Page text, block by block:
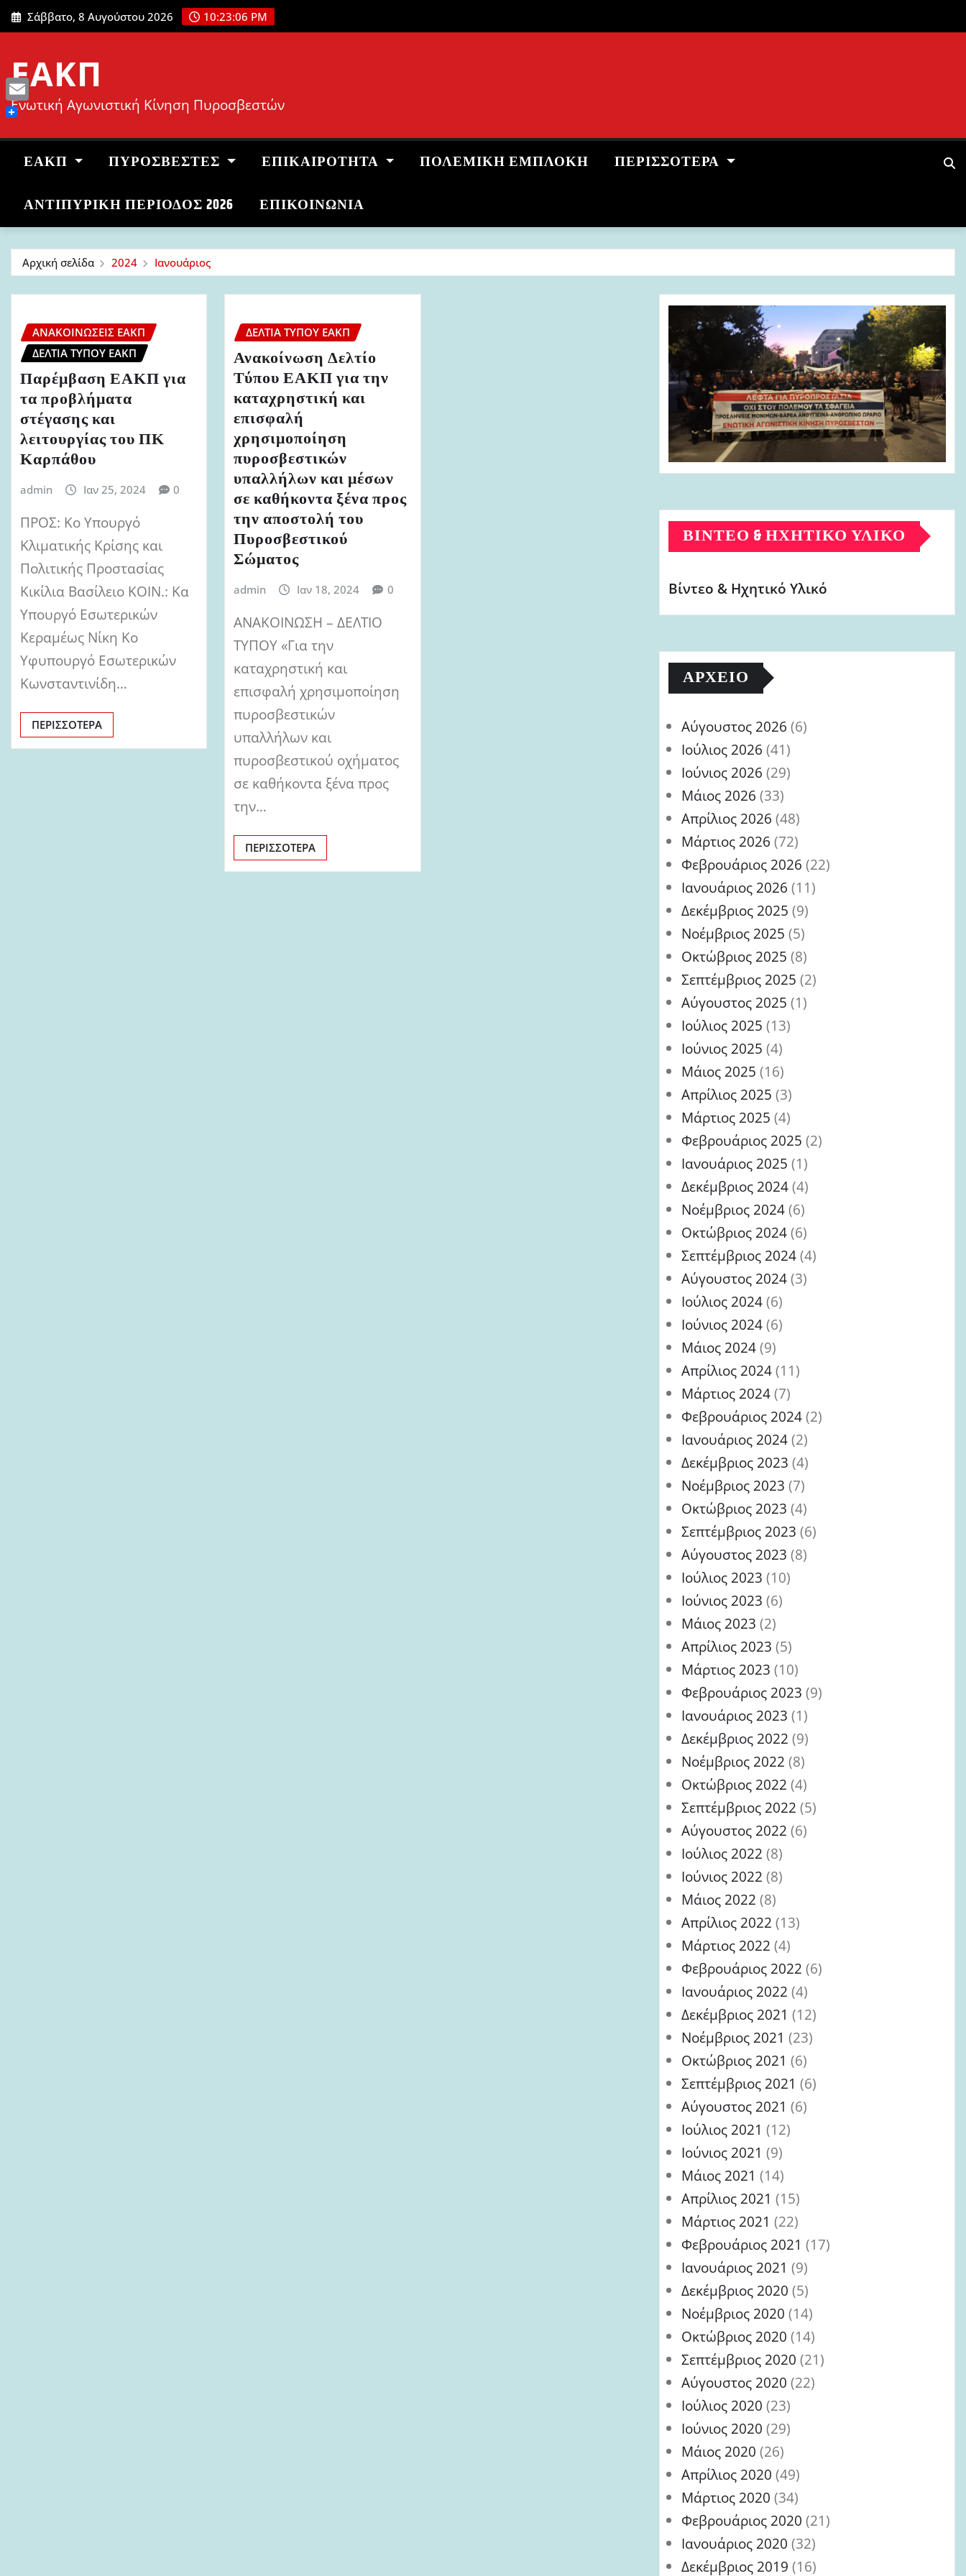
Μετάβαση
στο
Σάββατο, 8 Αυγούστου 2026 10:23:07 PM
ΕΑΚΠ
Ενωτική Αγωνιστική Κίνηση Πυροσβεστών
ΕΑΚΠ ΠΥΡΟΣΒΈΣΤΕΣ ΕΠΙΚΑΙΡΌΤΗΤΑ ΠΟΛΕΜΙΚΉ ΕΜΠΛΟΚΉ ΠΕΡΙΣΣΌΤΕΡΑ
ΑΝΤΙΠΥΡΙΚΉ ΠΕΡΊΟΔΟΣ 2026 ΕΠΙΚΟΙΝΩΝΙΑ
Αρχική σελίδα 2024 Ιανουάριος
ΑΝΑΚΟΙΝΏΣΕΙΣ ΕΑΚΠ
ΔΕΛΤΊΑ ΤΎΠΟΥ ΕΑΚΠ
Παρέμβαση ΕΑΚΠ για
τα προβλήματα
στέγασης και
λειτουργίας του ΠΚ
Καρπάθου
admin Ιαν 25, 2024 0
ΠΡΟΣ: Κο Υπουργό
Κλιματικής Κρίσης και
Πολιτικής Προστασίας
Κικίλια Βασίλειο ΚΟΙΝ.: Κα
Υπουργό Εσωτερικών
Κεραμέως Νίκη Κο
Υφυπουργό Εσωτερικών
Κωνσταντινίδη…
ΠΕΡΙΣΣΌΤΕΡΑ
ΔΕΛΤΊΑ ΤΎΠΟΥ ΕΑΚΠ
Ανακοίνωση Δελτίο
Τύπου ΕΑΚΠ για την
καταχρηστική και
επισφαλή
χρησιμοποίηση
πυροσβεστικών
υπαλλήλων και μέσων
σε καθήκοντα ξένα προς
την αποστολή του
Πυροσβεστικού
Σώματος
admin Ιαν 18, 2024 0
ΑΝΑΚΟΙΝΩΣΗ – ΔΕΛΤΙΟ
ΤΥΠΟΥ «Για την
καταχρηστική και
επισφαλή χρησιμοποίηση
πυροσβεστικών
υπαλλήλων και
πυροσβεστικού οχήματος
σε καθήκοντα ξένα προς
την…
ΠΕΡΙΣΣΌΤΕΡΑ
ΒΊΝΤΕΟ & ΗΧΗΤΙΚΌ ΥΛΙΚΌ
Βίντεο & Ηχητικό Υλικό
ΑΡΧΕΊΟ
Αύγουστος 2026 (6)
Ιούλιος 2026 (41)
Ιούνιος 2026 (29)
Μάιος 2026 (33)
Απρίλιος 2026 (48)
Μάρτιος 2026 (72)
Φεβρουάριος 2026 (22)
Ιανουάριος 2026 (11)
Δεκέμβριος 2025 (9)
Νοέμβριος 2025 (5)
Οκτώβριος 2025 (8)
Σεπτέμβριος 2025 (2)
Αύγουστος 2025 (1)
Ιούλιος 2025 (13)
Ιούνιος 2025 (4)
Μάιος 2025 (16)
Απρίλιος 2025 (3)
Μάρτιος 2025 (4)
Φεβρουάριος 2025 (2)
Ιανουάριος 2025 (1)
Δεκέμβριος 2024(4)
Νοέμβριος 2024(6)
Οκτώβριος 2024(6)
Σεπτέμβριος 2024(4)
Αύγουστος 2024(3)
Ιούλιος 2024(6)
Ιούνιος 2024(6)
Μάιος 2024(9)
Απρίλιος 2024(11)
Μάρτιος 2024(7)
Φεβρουάριος 2024(2)
Ιανουάριος 2024(2)
Δεκέμβριος 2023 (4)
Νοέμβριος 2023 (7)
Οκτώβριος 2023 (4)
Σεπτέμβριος 2023 (6)
Αύγουστος 2023 (8)
Ιούλιος 2023 (10)
Ιούνιος 2023 (6)
Μάιος 2023 (2)
Απρίλιος 2023 (5)
Μάρτιος 2023 (10)
Φεβρουάριος 2023 (9)
Ιανουάριος 2023 (1)
Δεκέμβριος 2022 (9)
Νοέμβριος 2022 (8)
Οκτώβριος 2022 (4)
Σεπτέμβριος 2022 (5)
Αύγουστος 2022 (6)
Ιούλιος 2022 (8)
Ιούνιος 2022 (8)
Μάιος 2022 (8)
Απρίλιος 2022 (13)
Μάρτιος 2022 (4)
Φεβρουάριος 2022 (6)
Ιανουάριος 2022 (4)
Δεκέμβριος 2021 (12)
Νοέμβριος 2021 (23)
Οκτώβριος 2021 (6)
Σεπτέμβριος 2021 (6)
Αύγουστος 2021 (6)
Ιούλιος 2021 (12)
Ιούνιος 2021 (9)
Μάιος 2021 (14)
Απρίλιος 2021 (15)
Μάρτιος 2021 (22)
Φεβρουάριος 2021 (17)
Ιανουάριος 2021 (9)
Δεκέμβριος 2020 (5)
Νοέμβριος 2020 (14)
Οκτώβριος 2020 (14)
Σεπτέμβριος 2020 (21)
Αύγουστος 2020 (22)
Ιούλιος 2020 (23)
Ιούνιος 2020 (29)
Μάιος 2020 (26)
Απρίλιος 2020 (49)
Μάρτιος 2020 (34)
Φεβρουάριος 2020 (21)
Ιανουάριος 2020 (32)
Δεκέμβριος 2019 (16)
Email